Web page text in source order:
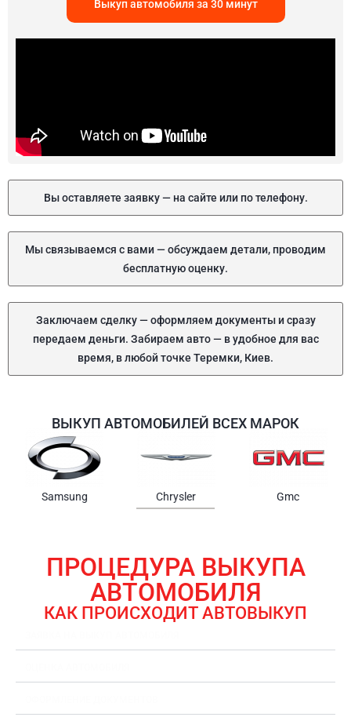
Выкуп автомобиля за 30 минут
Вы оставляете заявку — на сайте или по телефону.
Мы связываемся с вами — обсуждаем детали, проводим
бесплатную оценку.
Заключаем сделку — оформляем документы и сразу
передаем деньги. Забираем авто — в удобное для вас
время, в любой точке Теремки, Киев.
ВЫКУП АВТОМОБИЛЕЙ ВСЕХ МАРОК
Samsung Chrysler Gmc
ПРОЦЕДУРА ВЫКУПА
АВТОМОБИЛЯ
КАК ПРОИСХОДИТ АВТОВЫКУП